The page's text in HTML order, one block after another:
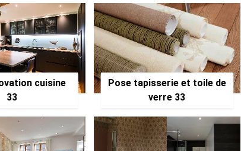
cuisine
33
Pose tapisserie et toile de
verre 33